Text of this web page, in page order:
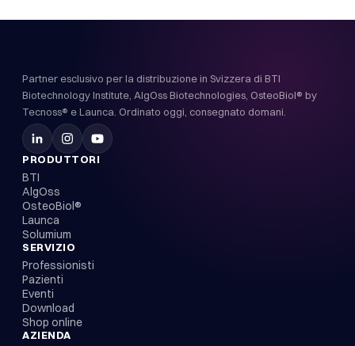
Partner esclusivo per la distribuzione in Svizzera di BTI
Biotechnology Institute, AlgOss Biotechnologies, OsteoBiol® by
Tecnoss® e Launca. Ordinato oggi, consegnato domani.
PRODUTTORI
BTI
AlgOss
OsteoBiol®
Launca
Solumium
SERVIZIO
Professionisti
Pazienti
Eventi
Download
Shop online
AZIENDA